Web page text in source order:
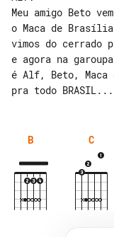
Meu amigo Beto
o Maca de
vimos do cerrado
e agora na
é Alf, Beto, Maca
B C